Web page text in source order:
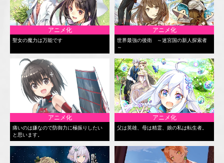
アニメ化
聖女の魔力は万能です
アニメ化
世界最強の後衛 ～迷宮国の新人探索者
～
アニメ化
痛いのは嫌なので防御力に極振りしたい
と思います。
アニメ化
父は英雄、母は精霊、娘の私は転生者。